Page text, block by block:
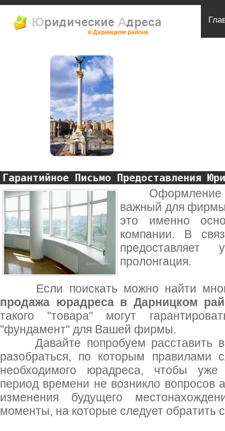
в Дарницком районе
Гарантийное Письмо Предоставления
Оформление
важный для
это именно
компании. В
пролонгация.
Если поискать можно найти
продажа юрадреса в Дарницком
такого "товара" могут
"фундамент" для Вашей фирмы.
Давайте попробуем расставить
разобраться, по которым правилами
необходимого юрадреса, чтобы уже
период времени не возникло вопросов
изменения будущего
моменты, на которые следует обратить